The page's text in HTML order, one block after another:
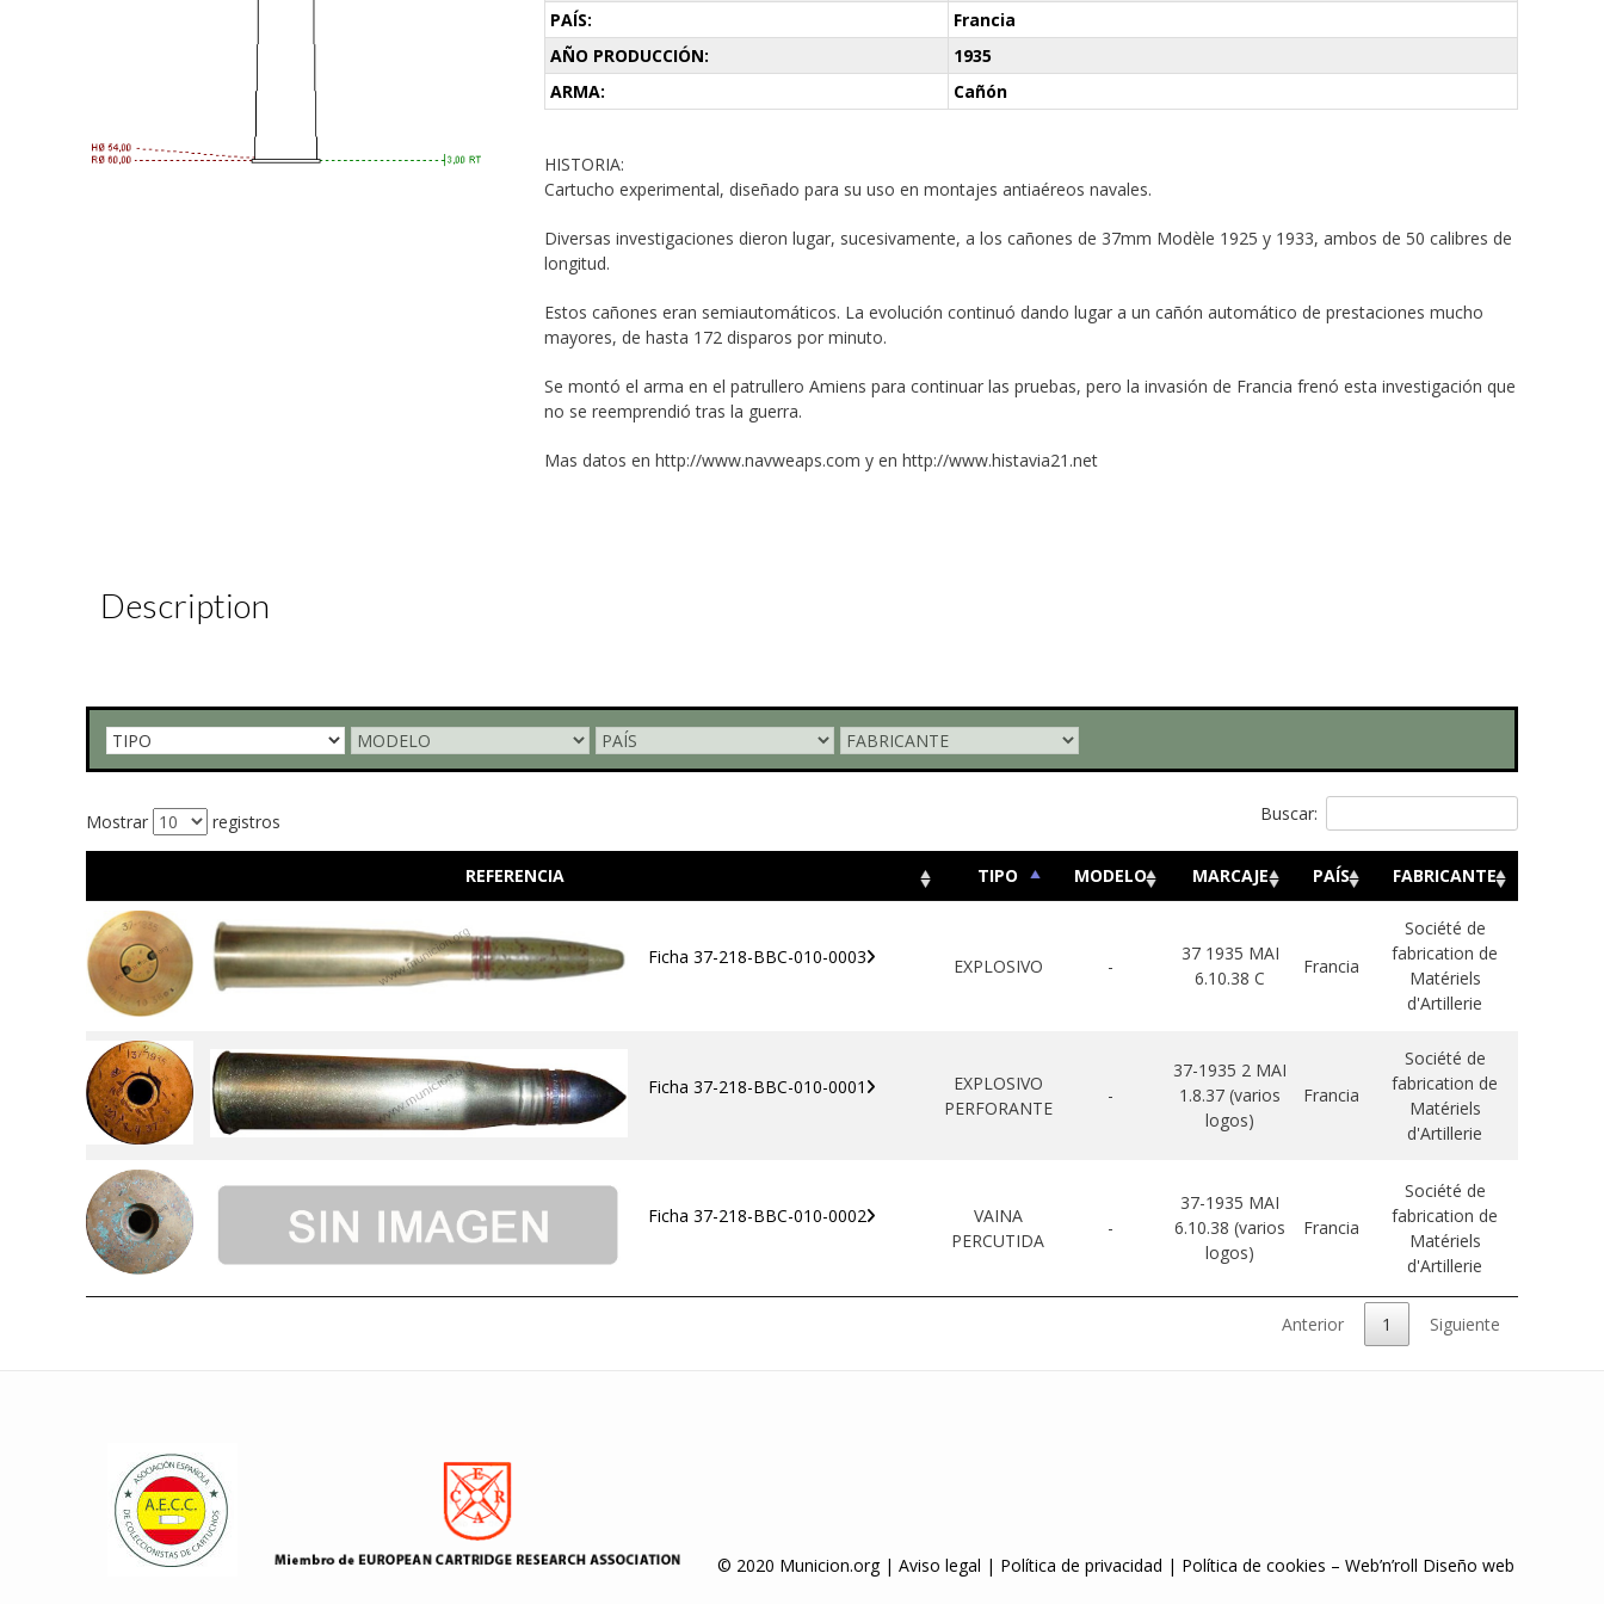
PAÍS:
Francia
AÑO PRODUCCIÓN:
1935
ARMA:
Cañón
HISTORIA:
Cartucho experimental, diseñado para su uso en montajes antiaéreos navales.
Diversas investigaciones dieron lugar, sucesivamente, a los cañones de 37mm Modèle 1925 y 1933, ambos de 50 calibres de
longitud.
Estos cañones eran semiautomáticos. La evolución continuó dando lugar a un cañón automático de prestaciones mucho
mayores, de hasta 172 disparos por minuto.
Se montó el arma en el patrullero Amiens para continuar las pruebas, pero la invasión de Francia frenó esta investigación que
no se reemprendió tras la guerra.
Mas datos en http://www.navweaps.com y en http://www.histavia21.net
Description
Mostrar registros Buscar:
REFERENCIA TIPO MODELO MARCAJE PAÍS FABRICANTE
Ficha 37-218-BBC-010-0003 EXPLOSIVO -
37 1935 MAI
6.10.38 C
Francia
Société de
fabrication de
Matériels
d'Artillerie
Ficha 37-218-BBC-010-0001
EXPLOSIVO
PERFORANTE
-
37-1935 2 MAI
1.8.37 (varios
logos)
Francia
Société de
fabrication de
Matériels
d'Artillerie
Ficha 37-218-BBC-010-0002
VAINA
PERCUTIDA
-
37-1935 MAI
6.10.38 (varios
logos)
Francia
Société de
fabrication de
Matériels
d'Artillerie
Anterior 1 Siguiente
© 2020 Municion.org | Aviso legal | Política de privacidad | Política de cookies – Web’n’roll Diseño web